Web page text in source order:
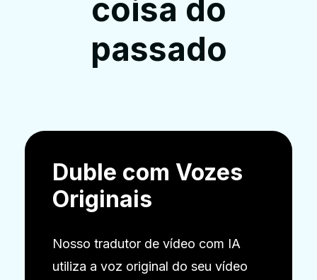
coisa do
passado
Duble com Vozes
Originais
Nosso tradutor de vídeo com IA
utiliza a voz original do seu vídeo